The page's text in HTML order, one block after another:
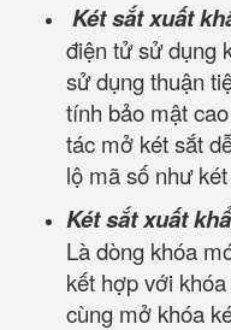
Két sắt xuất
điện tử sử dụng
sử dụng thuận
tính bảo mật
tác mở két sắt
lộ mã số như
Két sắt xuất
Là dòng khóa
kết hợp với
cùng mở khóa